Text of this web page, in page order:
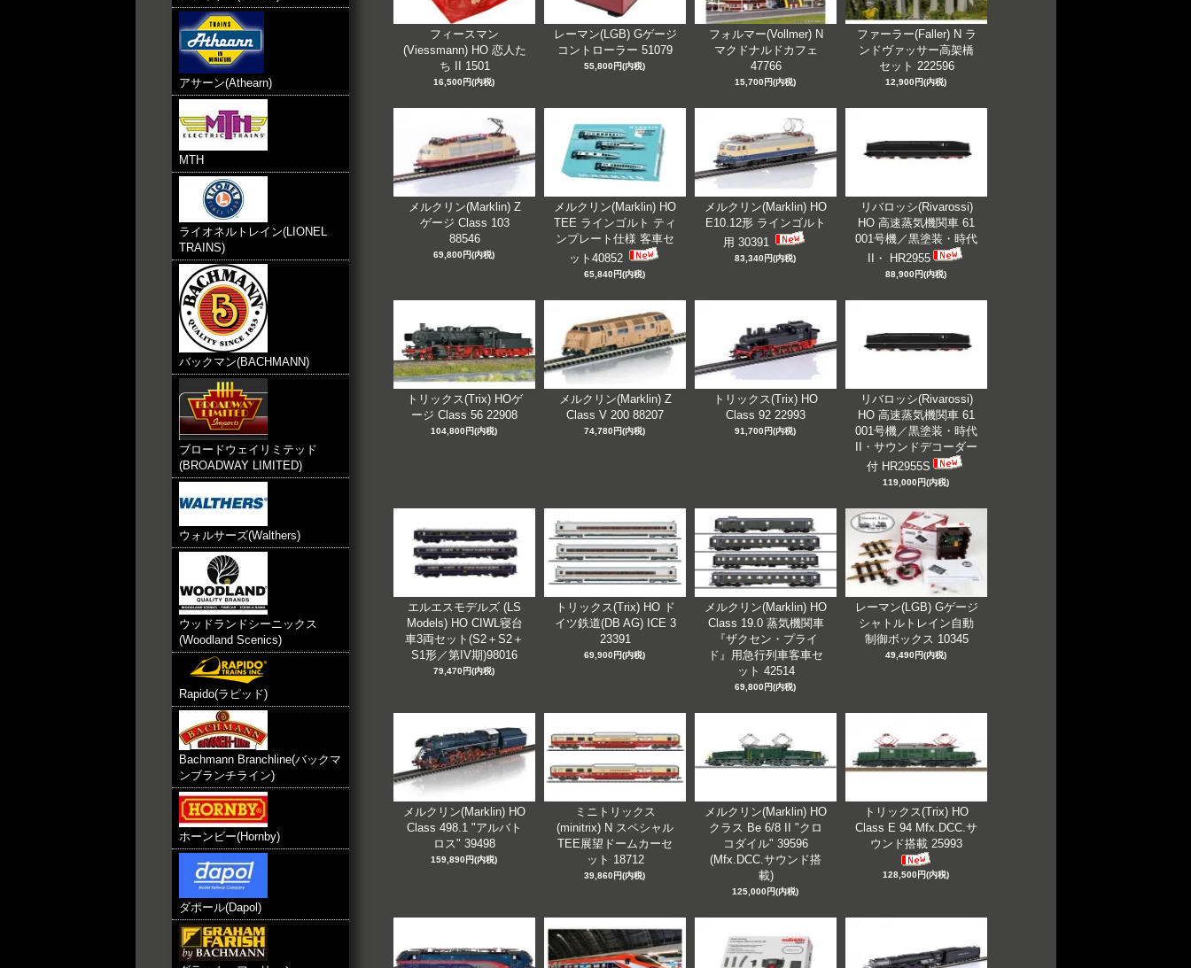
アサーン(Athearn)
MTH
ライオネルトレイン(LIONEL
TRAINS)
バックマン(BACHMANN)
ブロードウェイリミテッド
(BROADWAY LIMITED)
ウォルサーズ(Walthers)
ウッドランドシーニックス
(Woodland Scenics)
Rapido(ラピッド)
Bachmann Branchline(バックマ
ンブランチライン)
ホーンビー(Hornby)
ダポール(Dapol)
フィースマン
(Viessmann) HO 恋人た
ち II 1501
16,500円(内税)
レーマン(LGB) Gゲージ
コントローラー 51079
55,800円(内税)
フォルマー(Vollmer) N
マクドナルドカフェ
47766
15,700円(内税)
ファーラー(Faller) N ラ
ンドヴァッサー高架橋
セット 222596
12,900円(内税)
メルクリン(Marklin) Z
ゲージ Class 103
88546
69,800円(内税)
メルクリン(Marklin) HO
TEE ラインゴルト ティ
ンプレート仕様 客車セ
ット40852
65,840円(内税)
メルクリン(Marklin) HO
E10.12形 ラインゴルト
用 30391
83,340円(内税)
リバロッシ(Rivarossi)
HO 高速蒸気機関車 61
001号機／黒塗装・時代
II・ HR2955
88,900円(内税)
トリックス(Trix) HOゲ
ージ Class 56 22908
104,800円(内税)
メルクリン(Marklin) Z
Class V 200 88207
74,780円(内税)
トリックス(Trix) HO
Class 92 22993
91,700円(内税)
リバロッシ(Rivarossi)
HO 高速蒸気機関車 61
001号機／黒塗装・時代
II・サウンドデコーダー
付 HR2955S
119,000円(内税)
エルエスモデルズ (LS
Models) HO CIWL寝台
車3両セット(S2＋S2＋
S1形／第IV期)98016
79,470円(内税)
トリックス(Trix) HO ド
イツ鉄道(DB AG) ICE 3
23391
69,900円(内税)
メルクリン(Marklin) HO
Class 19.0 蒸気機関車
『ザクセン・プライ
ド』用急行列車客車セ
ット 42514
69,800円(内税)
レーマン(LGB) Gゲージ
シャトルトレイン自動
制御ボックス 10345
49,490円(内税)
メルクリン(Marklin) HO
Class 498.1 "アルバト
ロス" 39498
159,890円(内税)
ミニトリックス
(minitrix) N スペシャル
TEE展望ドームカーセ
ット 18712
39,860円(内税)
メルクリン(Marklin) HO
クラス Be 6/8 II "クロ
コダイル" 39596
(Mfx.DCC.サウンド搭
載)
125,000円(内税)
トリックス(Trix) HO
Class E 94 Mfx.DCC.サ
ウンド搭載 25993
128,500円(内税)